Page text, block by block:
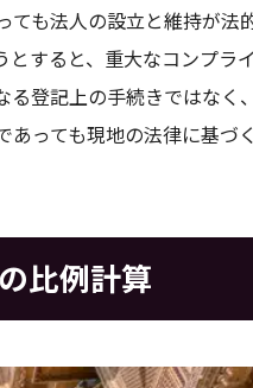
ても法人の設立と維持が法
すると、重大なコンプラ
る登記上の手続きではなく
っても現地の法律に基づ
比例計算